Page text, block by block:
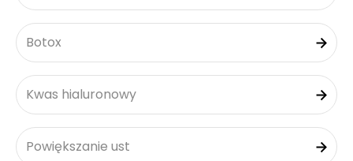
Botox
Kwas hialuronowy
Powiększanie ust